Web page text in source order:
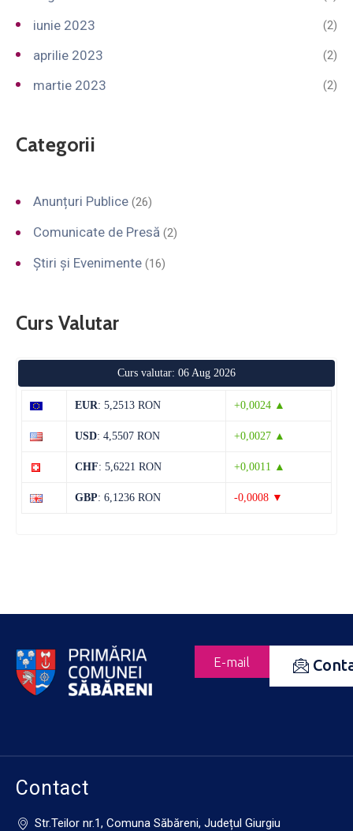
iunie 2023 (2)
aprilie 2023 (2)
martie 2023 (2)
Categorii
Anunțuri Publice (26)
Comunicate de Presă (2)
Știri și Evenimente (16)
Curs Valutar
Curs valutar: 06 Aug 2026
EUR: 5,2513 RON +0,0024 ▲
USD: 4,5507 RON +0,0027 ▲
CHF: 5,6221 RON +0,0011 ▲
GBP: 6,1236 RON -0,0008 ▼
E-mail
Contact
Str.Teilor nr.1, Comuna Săbăreni, Județul Giurgiu